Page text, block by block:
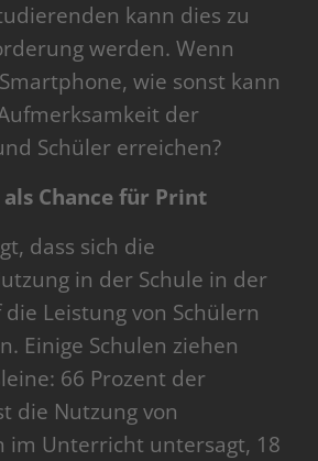
kann dies zu
werden. Wenn
wie sonst kann
der
Schüler erreichen?
Chance für Print
dass sich die
in der Schule in der
Leistung von Schülern
Einige Schulen ziehen
66 Prozent der
die Nutzung von
im Unterricht untersagt, 18